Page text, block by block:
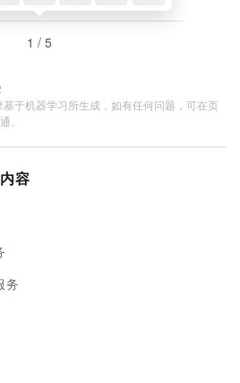
1 / 5
于机器学习所生成，如有任何问题，可在页
。
容
务